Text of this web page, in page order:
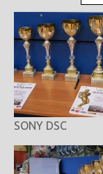
SONY DSC